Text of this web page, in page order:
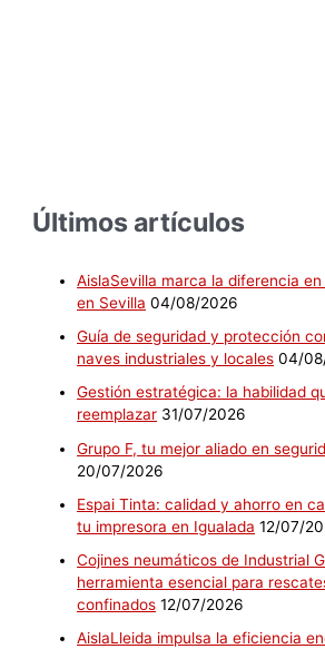
Últimos artículos
AislaSevilla marca la diferencia
en Sevilla 04/08/2026
Guía de seguridad y protección
naves industriales y locales 04/
Gestión estratégica: la habilidad
reemplazar 31/07/2026
Grupo F, tu mejor aliado en
20/07/2026
Espai Tinta: calidad y ahorro en
tu impresora en Igualada 12/07/
Cojines neumáticos de Industrial
herramienta esencial para
confinados 12/07/2026
AislaLleida impulsa la eficiencia